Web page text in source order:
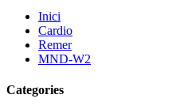
Inici
Cardio
Remer
MND-W2
Categories